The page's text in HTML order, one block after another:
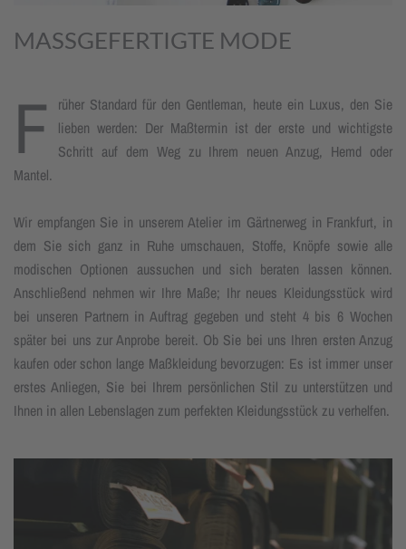
MASSGEFERTIGTE MODE
F
rüher Standard für den Gentleman, heute ein Luxus, den Sie
lieben werden: Der Maßtermin ist der erste und wichtigste
Schritt auf dem Weg zu Ihrem neuen Anzug, Hemd oder
Mantel.
Wir empfangen Sie in unserem Atelier im Gärtnerweg in Frankfurt, in
dem Sie sich ganz in Ruhe umschauen, Stoffe, Knöpfe sowie alle
modischen Optionen aussuchen und sich beraten lassen können.
Anschließend nehmen wir Ihre Maße; Ihr neues Kleidungsstück wird
bei unseren Partnern in Auftrag gegeben und steht 4 bis 6 Wochen
später bei uns zur Anprobe bereit. Ob Sie bei uns Ihren ersten Anzug
kaufen oder schon lange Maßkleidung bevorzugen: Es ist immer unser
erstes Anliegen, Sie bei Ihrem persönlichen Stil zu unterstützen und
Ihnen in allen Lebenslagen zum perfekten Kleidungsstück zu verhelfen.